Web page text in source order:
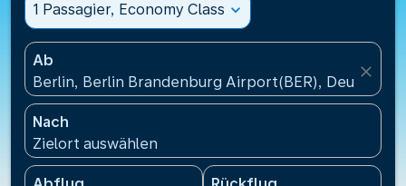
1 Passagier, Economy Class expand_more
Ab
Berlin, Berlin Brandenburg Airport(BER),
close
Nach
Zielort auswählen